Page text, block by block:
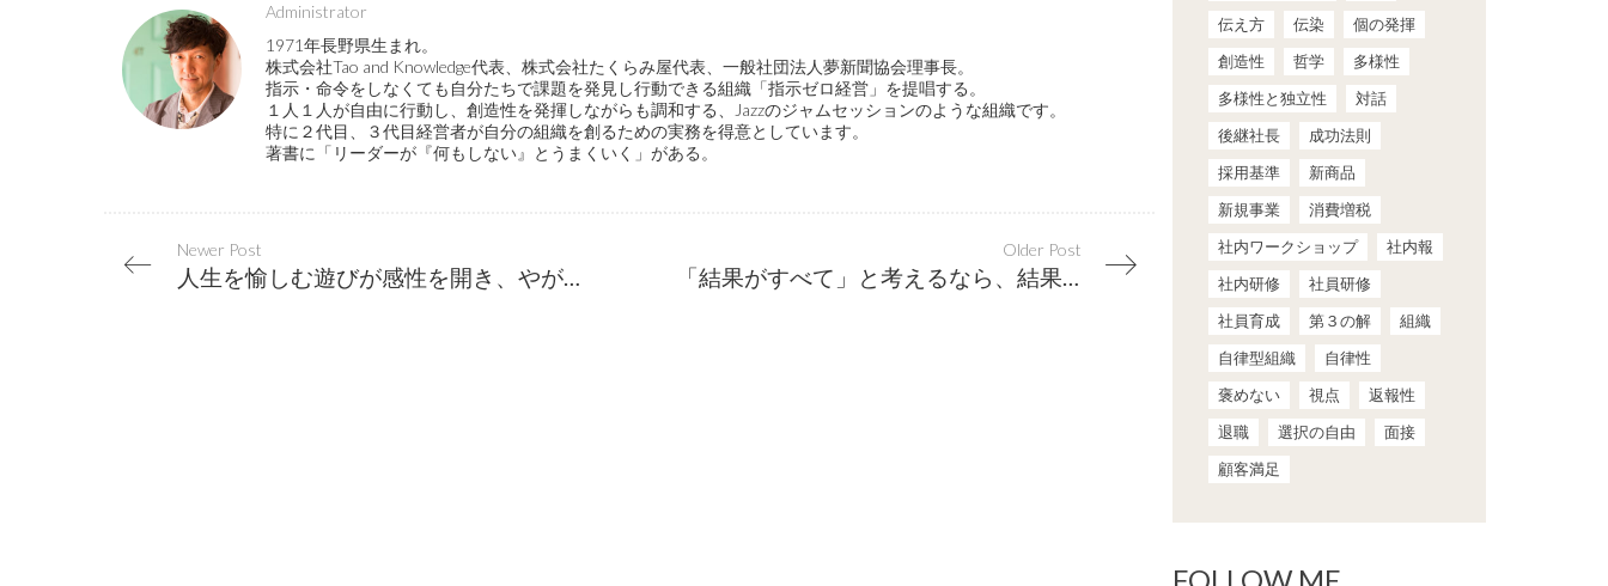
Administrator
1971年長野県生まれ。
株式会社Tao and Knowledge代表、株式会社たくらみ屋代表、一般社団法人夢新聞協会理事長。
指示・命令をしなくても自分たちで課題を発見し行動できる組織「指示ゼロ経営」を提唱する。
１人１人が自由に行動し、創造性を発揮しながらも調和する、Jazzのジャムセッションのような組織です。
特に２代目、３代目経営者が自分の組織を創るための実務を得意としています。
著書に「リーダーが『何もしない』とうまくいく」がある。
Newer Post Older Post
伝え方
伝染
個の発揮
創造性
哲学
多様性
多様性と独立性
対話
後継社長
成功法則
採用基準
新商品
新規事業
消費増税
社内ワークショップ
社内報
社内研修
社員研修
社員育成
第３の解
組織
自律型組織
自律性
褒めない
視点
返報性
退職
選択の自由
面接
顧客満足
FOLLOW ME